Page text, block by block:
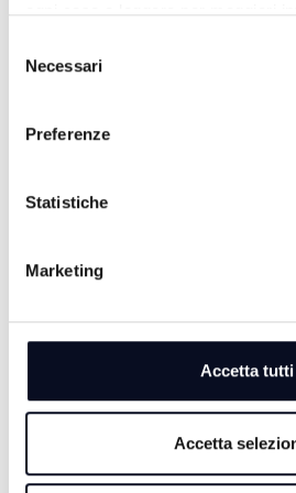
ogni caso a leggere per maggiori
delNecessari
Preferenze
Statistiche
Marketing
Accetta tutti
Accetta
ROMAGNA: Incidente sulla
Forlì e Faenza e 3 km di coda
8 AGOSTO 2026